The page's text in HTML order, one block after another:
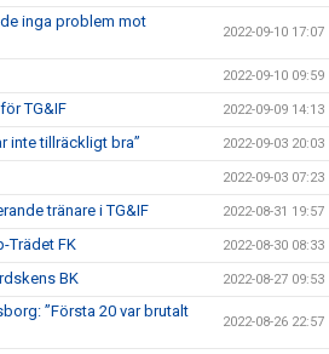
inga problem mot
2022-09-10 17:07
2022-09-10 09:59
TG&IF 2022-09-09 14:13
inte tillräckligt bra” 2022-09-03 20:03
2022-09-03 07:23
tränare i TG&IF 2022-08-31 19:57
Trädet FK 2022-08-30 08:33
BK 2022-08-27 09:53
”Första 20 var brutalt
2022-08-26 22:57